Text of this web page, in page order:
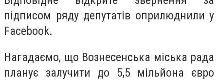
підписом ряду депутатів оприлюднили у
Facebook.
Нагадаємо, що Вознесенська міська рада
планує залучити до 5,5 мільйона євро